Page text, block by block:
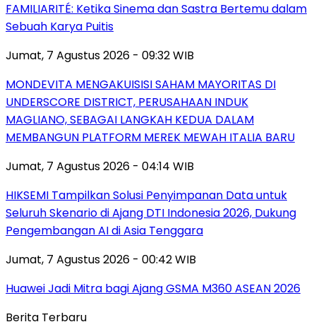
FAMILIARITÉ: Ketika Sinema dan Sastra Bertemu dalam
Sebuah Karya Puitis
Jumat, 7 Agustus 2026 - 09:32 WIB
MONDEVITA MENGAKUISISI SAHAM MAYORITAS DI
UNDERSCORE DISTRICT, PERUSAHAAN INDUK
MAGLIANO, SEBAGAI LANGKAH KEDUA DALAM
MEMBANGUN PLATFORM MEREK MEWAH ITALIA BARU
Jumat, 7 Agustus 2026 - 04:14 WIB
HIKSEMI Tampilkan Solusi Penyimpanan Data untuk
Seluruh Skenario di Ajang DTI Indonesia 2026, Dukung
Pengembangan AI di Asia Tenggara
Jumat, 7 Agustus 2026 - 00:42 WIB
Huawei Jadi Mitra bagi Ajang GSMA M360 ASEAN 2026
Berita Terbaru